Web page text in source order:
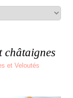
châtaignes
et Veloutés